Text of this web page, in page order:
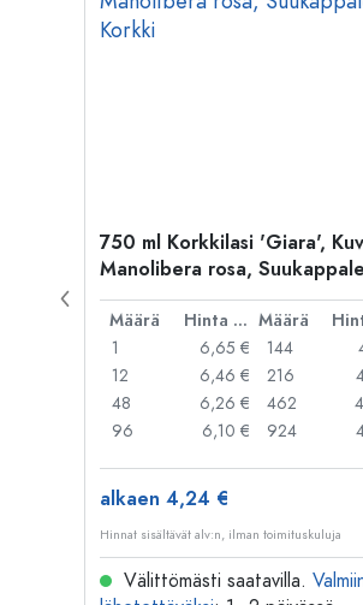
750 ml Korkkilasi 'Giara',
Manolibera rosa,
Korkki
Määrä Hinta per kpl Määrä
1
6,65 €
12
6,46 €
48
6,26 €
96
6,10 €
144
216
462
924
alkaen 4,24 €
Hinnat sisältävät alv:n, ilman toimituskuluja
Välittömästi saatavilla.